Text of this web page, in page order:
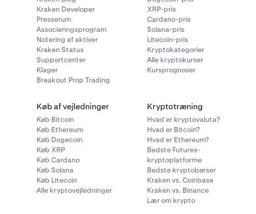
Kraken Developer
Presserum
Associeringsprogram
Notering af aktiver
Kraken Status
Supportcenter
Klager
Breakout Prop Trading
XRP-pris
Cardano-pris
Solana-pris
Litecoin-pris
Kryptokategorier
Alle kryptokurser
Kursprognoser
Køb af vejledninger
Køb Bitcoin
Køb Ethereum
Køb Dogecoin
Køb XRP
Køb Cardano
Køb Solana
Køb Litecoin
Alle kryptovejledninger
Kryptotræning
Hvad er kryptovaluta?
Hvad er Bitcoin?
Hvad er Ethereum?
Bedste Futures-
kryptoplatforme
Bedste kryptobørser
Kraken vs. Coinbase
Kraken vs. Binance
Lær om krypto